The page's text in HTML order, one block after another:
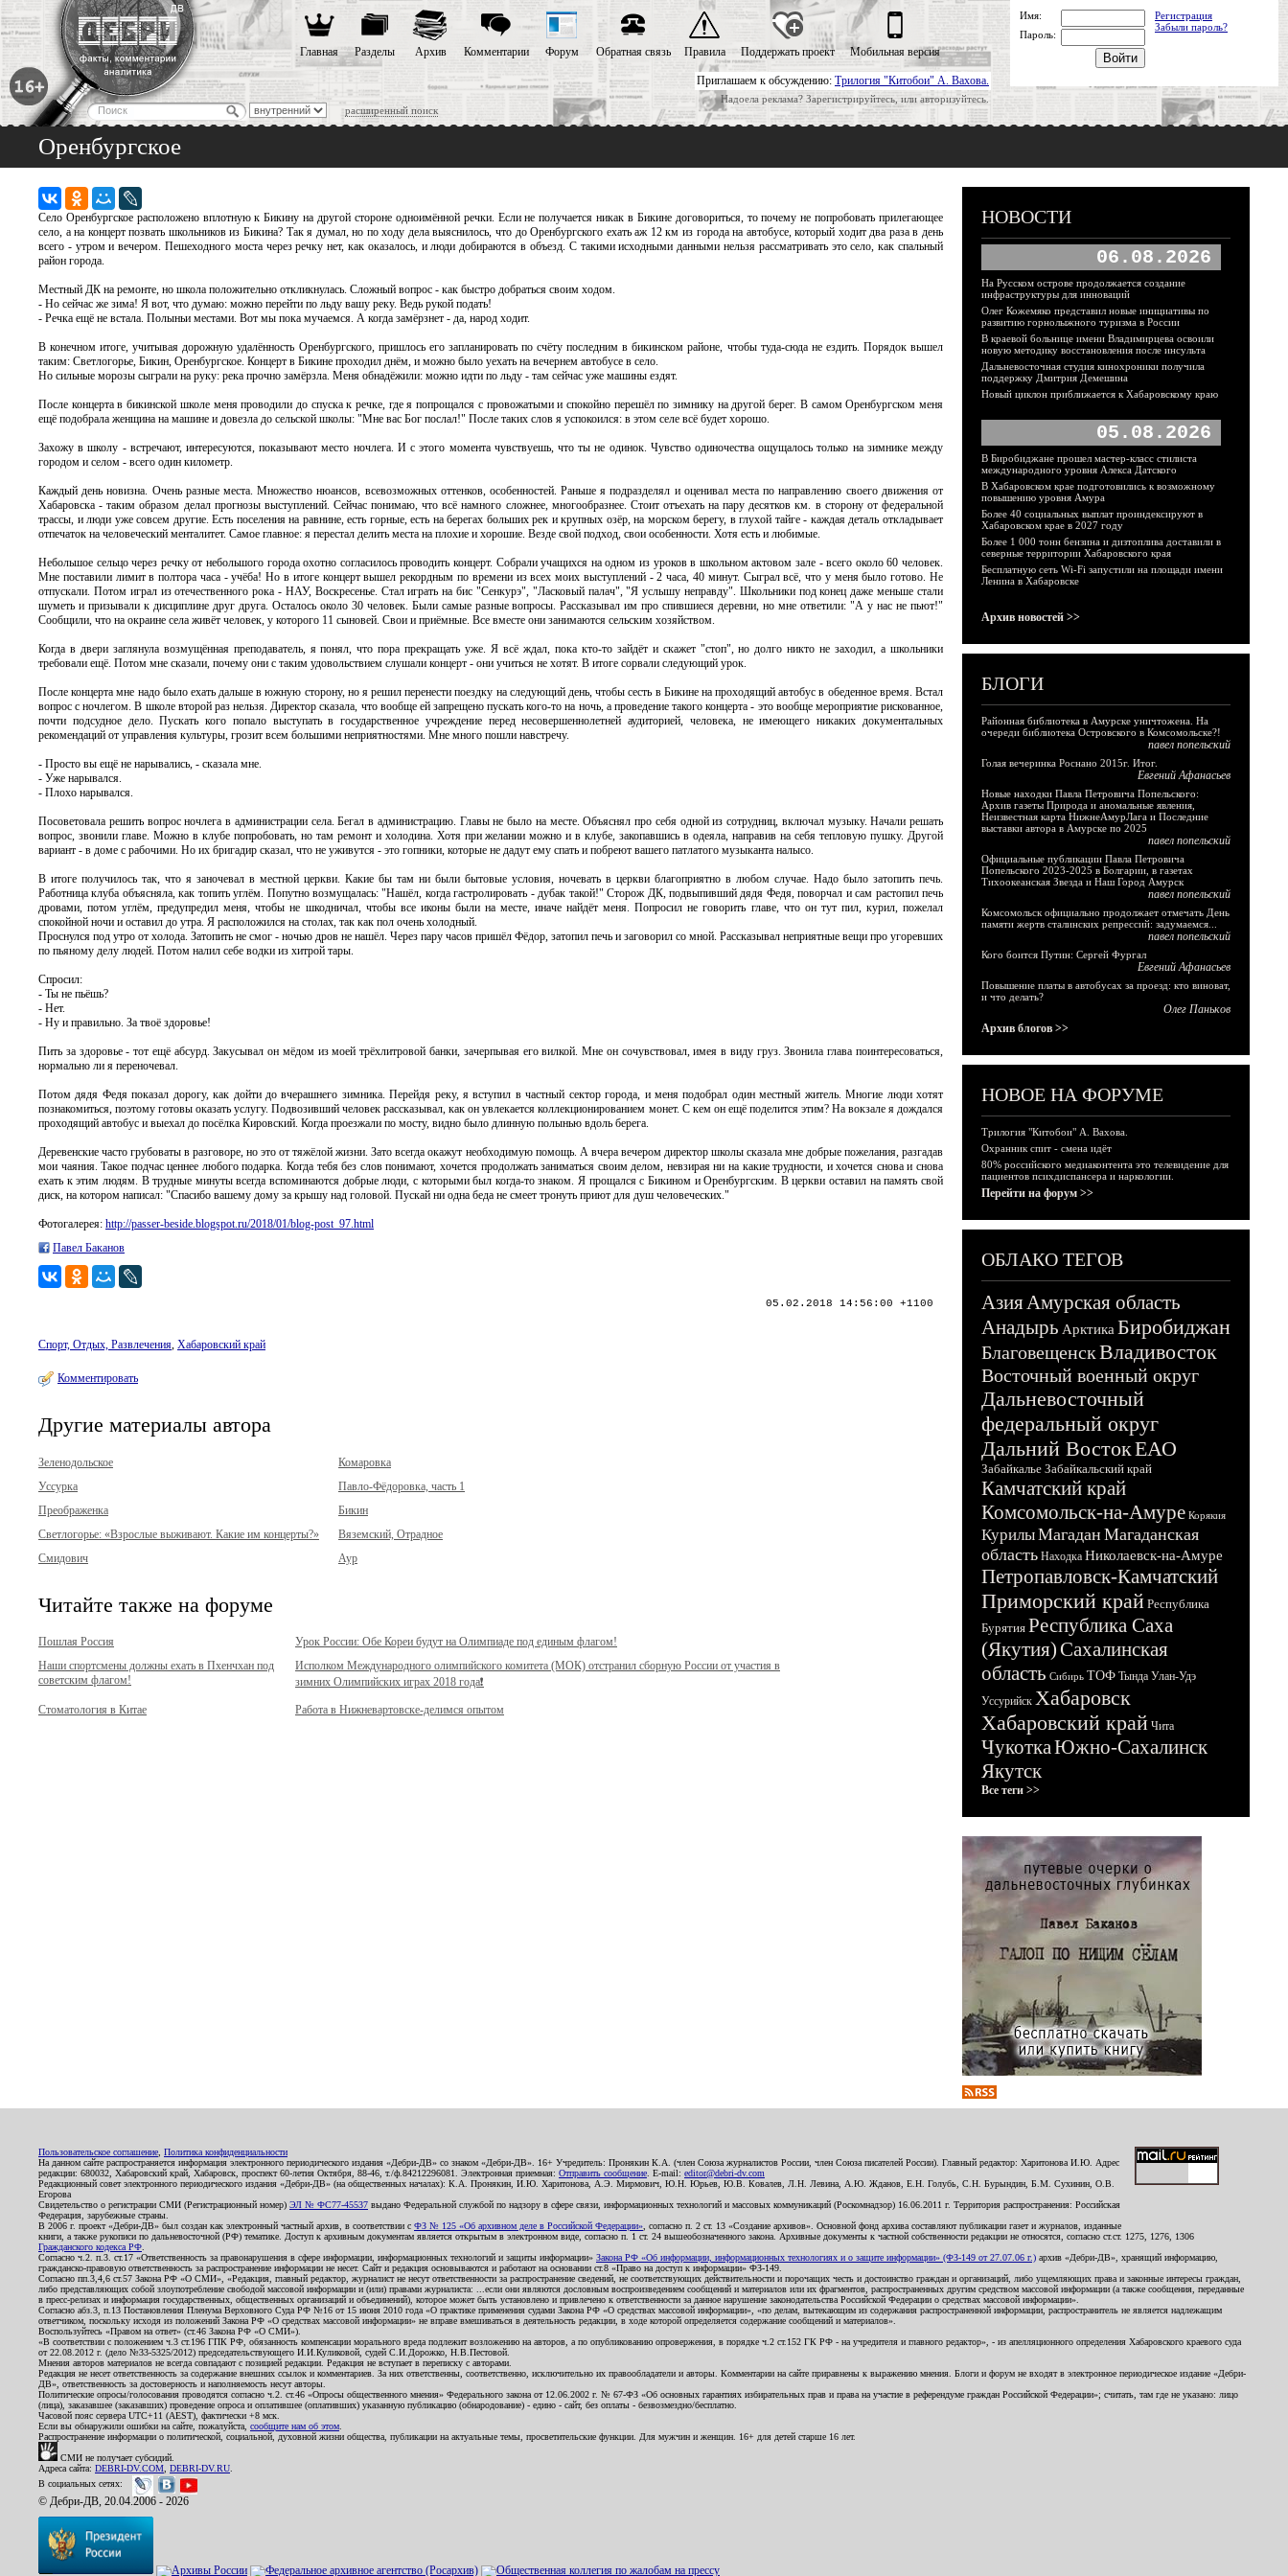
Приглашаем к обсуждению: Трилогия "Китобои" А. Вахова.
Надоела реклама? Зарегистрируйтесь, или авторизуйтесь.
расширенный поиск
Главная Разделы Архив Комментарии Форум Обратная связь Правила Поддержать проект Мобильная версия
Имя:
Регистрация
Забыли пароль?
Пароль:
Оренбургское
Село Оренбургское расположено вплотную к Бикину на другой стороне одноимённой речки. Если не получается никак в Бикине договориться, то почему не попробовать прилегающее
село, а на концерт позвать школьников из Бикина? Так я думал, но по ходу дела выяснилось, что до Оренбургского ехать аж 12 км из города на автобусе, который ходит два раза в день
всего - утром и вечером. Пешеходного моста через речку нет, как оказалось, и люди добираются в объезд. С такими исходными данными нельзя рассматривать это село, как спальный
район города.
Местный ДК на ремонте, но школа положительно откликнулась. Сложный вопрос - как быстро добраться своим ходом.
- Но сейчас же зима! Я вот, что думаю: можно перейти по льду вашу реку. Ведь рукой подать!
- Речка ещё не встала. Полыньи местами. Вот мы пока мучаемся. А когда замёрзнет - да, народ ходит.
В конечном итоге, учитывая дорожную удалённость Оренбургского, пришлось его запланировать по счёту последним в бикинском районе, чтобы туда-сюда не ездить. Порядок вышел
таким: Светлогорье, Бикин, Оренбургское. Концерт в Бикине проходил днём, и можно было уехать на вечернем автобусе в село.
Но сильные морозы сыграли на руку: река прочно замёрзла. Меня обнадёжили: можно идти по льду - там сейчас уже машины ездят.
После концерта в бикинской школе меня проводили до спуска к речке, где я попрощался с провожатыми и спокойно перешёл по зимнику на другой берег. В самом Оренбургском меня
ещё подобрала женщина на машине и довезла до сельской школы: "Мне вас Бог послал!" После таких слов я успокоился: в этом селе всё будет хорошо.
Захожу в школу - встречают, интересуются, показывают место ночлега. И с этого момента чувствуешь, что ты не одинок. Чувство одиночества ощущалось только на зимнике между
городом и селом - всего один километр.
Каждый день новизна. Очень разные места. Множество нюансов, всевозможных оттенков, особенностей. Раньше я подразделял и оценивал места по направлению своего движения от
Хабаровска - таким образом делал прогнозы выступлений. Сейчас понимаю, что всё намного сложнее, многообразнее. Стоит отъехать на пару десятков км. в сторону от федеральной
трассы, и люди уже совсем другие. Есть поселения на равнине, есть горные, есть на берегах больших рек и крупных озёр, на морском берегу, в глухой тайге - каждая деталь откладывает
отпечаток на человеческий менталитет. Самое главное: я перестал делить места на плохие и хорошие. Везде свой подход, свои особенности. Хотя есть и любимые.
Небольшое сельцо через речку от небольшого города охотно согласилось проводить концерт. Собрали учащихся на одном из уроков в школьном актовом зале - всего около 60 человек.
Мне поставили лимит в полтора часа - учёба! Но в итоге концерт вышел рекордным по времени из всех моих выступлений - 2 часа, 40 минут. Сыграл всё, что у меня было готово. Не
отпускали. Потом играл из отечественного рока - НАУ, Воскресенье. Стал играть на бис "Сенкурэ", "Ласковый палач", "Я услышу неправду". Школьники под конец даже меньше стали
шуметь и призывали к дисциплине друг друга. Осталось около 30 человек. Были самые разные вопросы. Рассказывал им про спившиеся деревни, но мне ответили: "А у нас не пьют!"
Сообщили, что на окраине села живёт человек, у которого 11 сыновей. Свои и приёмные. Все вместе они занимаются сельским хозяйством.
Когда в двери заглянула возмущённая преподаватель, я понял, что пора прекращать уже. Я всё ждал, пока кто-то зайдёт и скажет "стоп", но долго никто не заходил, а школьники
требовали ещё. Потом мне сказали, почему они с таким удовольствием слушали концерт - они учиться не хотят. В итоге сорвали следующий урок.
После концерта мне надо было ехать дальше в южную сторону, но я решил перенести поездку на следующий день, чтобы сесть в Бикине на проходящий автобус в обеденное время. Встал
вопрос с ночлегом. В школе второй раз нельзя. Директор сказала, что вообще ей запрещено пускать кого-то на ночь, а проведение такого концерта - это вообще мероприятие рискованное,
почти подсудное дело. Пускать кого попало выступать в государственное учреждение перед несовершеннолетней аудиторией, человека, не имеющего никаких документальных
рекомендаций от управления культуры, грозит всем большими неприятностями. Мне много пошли навстречу.
- Просто вы ещё не нарывались, - сказала мне.
- Уже нарывался.
- Плохо нарывался.
Посоветовала решить вопрос ночлега в администрации села. Бегал в администрацию. Главы не было на месте. Объяснял про себя одной из сотрудниц, включал музыку. Начали решать
вопрос, звонили главе. Можно в клубе попробовать, но там ремонт и холодина. Хотя при желании можно и в клубе, закопавшись в одеяла, направив на себя тепловую пушку. Другой
вариант - в доме с рабочими. Но их бригадир сказал, что не уживутся - это гопники, которые не дадут ему спать и побреют вашего патлатого музыканта налысо.
В итоге получилось так, что я заночевал в местной церкви. Какие бы там ни были бытовые условия, ночевать в церкви благоприятно в любом случае. Надо было затопить печь.
Работница клуба объясняла, как топить углём. Попутно возмущалась: "Нашёл, когда гастролировать - дубак такой!" Сторож ДК, подвыпивший дядя Федя, поворчал и сам растопил печь
дровами, потом углём, предупредил меня, чтобы не шкодничал, чтобы все иконы были на месте, иначе найдёт меня. Попросил не говорить главе, что он тут пил, курил, пожелал
спокойной ночи и оставил до утра. Я расположился на столах, так как пол очень холодный.
Проснулся под утро от холода. Затопить не смог - ночью дров не нашёл. Через пару часов пришёл Фёдор, затопил печь и заговорил со мной. Рассказывал неприятные вещи про угоревших
по пьяному делу людей. Потом налил себе водки из хитрой тары.
Спросил:
- Ты не пьёшь?
- Нет.
- Ну и правильно. За твоё здоровье!
Пить за здоровье - тот ещё абсурд. Закусывал он мёдом из моей трёхлитровой банки, зачерпывая его вилкой. Мне он сочувствовал, имея в виду груз. Звонила глава поинтересоваться,
нормально ли я переночевал.
Потом дядя Федя показал дорогу, как дойти до вчерашнего зимника. Перейдя реку, я вступил в частный сектор города, и меня подобрал один местный житель. Многие люди хотят
познакомиться, поэтому готовы оказать услугу. Подвозивший человек рассказывал, как он увлекается коллекционированием монет. С кем он ещё поделится этим? На вокзале я дождался
проходящий автобус и выехал до посёлка Кировский. Когда проезжали по мосту, видно было длинную полынью вдоль берега.
Деревенские часто грубоваты в разговоре, но это от тяжёлой жизни. Зато всегда окажут необходимую помощь. А вчера вечером директор школы сказала мне добрые пожелания, разгадав
мои чаяния. Такое подчас ценнее любого подарка. Когда тебя без слов понимают, хочется продолжать заниматься своим делом, невзирая ни на какие трудности, и хочется снова и снова
ехать к этим людям. В трудные минуты всегда вспоминаются добрые люди, с которыми был когда-то знаком. Я прощался с Бикином и Оренбургским. В церкви оставил на память свой
диск, на котором написал: "Спасибо вашему дому за крышу над головой. Пускай ни одна беда не смеет тронуть приют для душ человеческих."
Фотогалерея: http://passer-beside.blogspot.ru/2018/01/blog-post_97.html
Павел Баканов
05.02.2018 14:56:00 +1100
Спорт, Отдых, Развлечения, Хабаровский край
Комментировать
Другие материалы автора
Зеленодольское
Комаровка
Уссурка
Павло-Фёдоровка, часть 1
Преображенка
Бикин
Светлогорье: «Взрослые выживают. Какие им концерты?»
Вяземский, Отрадное
Смидович
Аур
Читайте также на форуме
Пошлая Россия
Урок России: Обе Кореи будут на Олимпиаде под единым флагом!
Наши спортсмены должны ехать в Пхенчхан под
советским флагом!
Исполком Международного олимпийского комитета (МОК) отстранил сборную России от участия в
зимних Олимпийских играх 2018 года❗️
Стоматология в Китае Работа в Нижневартовске-делимся опытом
НОВОСТИ
06.08.2026
На Русском острове продолжается создание
инфраструктуры для инноваций
Олег Кожемяко представил новые инициативы по
развитию горнолыжного туризма в России
В краевой больнице имени Владимирцева освоили
новую методику восстановления после инсульта
Дальневосточная студия кинохроники получила
поддержку Дмитрия Демешина
Новый циклон приближается к Хабаровскому краю
05.08.2026
В Биробиджане прошел мастер-класс стилиста
международного уровня Алекса Датского
В Хабаровском крае подготовились к возможному
повышению уровня Амура
Более 40 социальных выплат проиндексируют в
Хабаровском крае в 2027 году
Более 1 000 тонн бензина и дизтоплива доставили в
северные территории Хабаровского края
Бесплатную сеть Wi-Fi запустили на площади имени
Ленина в Хабаровске
Архив новостей >>
БЛОГИ
Районная библиотека в Амурске уничтожена. На
очереди библиотека Островского в Комсомольске?!
павел попельский
Голая вечеринка Роснано 2015г. Итог.
Евгений Афанасьев
Новые находки Павла Петровича Попельского:
Архив газеты Природа и аномальные явления,
Неизвестная карта НижнеАмурЛага и Последние
выставки автора в Амурске по 2025
павел попельский
Официальные публикации Павла Петровича
Попельского 2023-2025 в Болгарии, в газетах
Тихоокеанская Звезда и Наш Город Амурск
павел попельский
Комсомольск официально продолжает отмечать День
памяти жертв сталинских репрессий: задумаемся...
павел попельский
Кого боится Путин: Сергей Фургал
Евгений Афанасьев
Повышение платы в автобусах за проезд: кто виноват,
и что делать?
Олег Паньков
Архив блогов >>
НОВОЕ НА ФОРУМЕ
Трилогия "Китобои" А. Вахова.
Охранник спит - смена идёт
80% российского медиаконтента это телевидение для
пациентов психдиспансера и наркологии.
Перейти на форум >>
ОБЛАКО ТЕГОВ
АзияАмурская область
Анадырь Арктика Биробиджан
БлаговещенскВладивосток
Восточный военный округ
Дальневосточный
федеральный округ
Дальний ВостокЕАО
Забайкалье Забайкальский край
Камчатский край
Комсомольск-на-Амуре Корякия
КурилыМагадан Магаданская
область Находка Николаевск-на-Амуре
Петропавловск-Камчатский
Приморский край Республика
Бурятия Республика Саха
(Якутия)Сахалинская
область Сибирь ТОФ Тында Улан-Удэ
Уссурийск Хабаровск
Хабаровский край Чита
ЧукоткаЮжно-Сахалинск
Якутск
Все теги >>
Пользовательское соглашение Политика конфиденциальности
На данном сайте распространяется информация электронного периодического издания «Дебри-ДВ» со знаком «Дебри-ДВ». 16+ Учредитель: Пронякин К.А. (член Союза журналистов России, член Союза писателей России). Главный редактор: Харитонова И.Ю. Адрес
редакции: 680032, Хабаровский край, Хабаровск, проспект 60-летия Октября, 88-46, т./ф.84212296081. Электронная приемная: Отправить сообщение . E-mail: editor@debri-dv.com
Редакционный совет электронного периодического издания «Дебри-ДВ» (на общественных началах): К.А. Пронякин, И.Ю. Харитонова, А.Э. Мирмович, Ю.Н. Юрьев, Ю.В. Ковалев, Л.Н. Левина, А.Ю. Жданов, Е.Н. Голубь, С.Н. Бурындин, Б.М. Сухинин, О.В.
Егорова
Свидетельство о регистрации СМИ (Регистрационный номер) ЭЛ № ФС77-45537 выдано Федеральной службой по надзору в сфере связи, информационных технологий и массовых коммуникаций (Роскомнадзор) 16.06.2011 г. Территория распространения: Российская
Федерация, зарубежные страны.
В 2006 г. проект «Дебри-ДВ» был создан как электронный частный архив, в соответствии с ФЗ № 125 «Об архивном деле в Российской Федерации» , согласно п. 2 ст. 13 «Создание архивов». Основной фонд архива составляют публикации газет и журналов, изданные
книги, а также рукописи по дальневосточной (РФ) тематике. Доступ к архивным документам является открытым в электронном виде, согласно п. 1 ст. 24 вышеобозначенного закона. Архивные документы к частной собственности редакции не относятся, согласно ст.ст. 1275, 1276, 1306
Гражданского кодекса РФ
Согласно ч.2. п.3. ст.17 «Ответственность за правонарушения в сфере информации, информационных технологий и защиты информации» Закона РФ «Об информации, информационных технологиях и о защите информации» (ФЗ-149 от 27.07.06 г.) архив «Дебри-ДВ», хранящий информацию,
гражданско-правовую ответственность за распространение информации не несет. Сайт и редакция основываются и работают на основании ст.8 «Право на доступ к информации» ФЗ-149.
Согласно пп.3,4,6 ст.57 Закона РФ «О СМИ», «Редакция, главный редактор, журналист не несут ответственности за распространение сведений, не соответствующих действительности и порочащих честь и достоинство граждан и организаций, либо ущемляющих права и законные интересы граждан,
либо представляющих собой злоупотребление свободой массовой информации и (или) правами журналиста: ...если они являются дословным воспроизведением сообщений и материалов или их фрагментов, распространенных другим средством массовой информации (а также сообщения, переданные
в пресс-релизах и информация государственных, общественных организаций и объединений), которое может быть установлено и привлечено к ответственности за данное нарушение законодательства Российской Федерации о средствах массовой информации».
Согласно абз.3, п.13 Постановления Пленума Верховного Суда РФ №16 от 15 июня 2010 года «О практике применения судами Закона РФ «О средствах массовой информации», «по делам, вытекающим из содержания распространенной информации, распространитель не является надлежащим
ответчиком, поскольку исходя из положений Закона РФ «О средствах массовой информации» не вправе вмешиваться в деятельность редакции, в ходе которой определяется содержание сообщений и материалов».
Воспользуйтесь «Правом на ответ» (ст.46 Закона РФ «О СМИ»).
«В соответствии с положением ч.3 ст.196 ГПК РФ, обязанность компенсации морального вреда подлежит возложению на авторов, а по опубликованию опровержения, в порядке ч.2 ст.152 ГК РФ - на учредителя и главного редактор», - из апелляционного определения Хабаровского краевого суда
от 22.08.2012 г. (дело №33-5325/2012) председательствующего И.И.Куликовой, судей С.И.Дорожко, Н.В.Пестовой.
Мнения авторов материалов не всегда совпадают с позицией редакции. Редакция не вступает в переписку с авторами.
Редакция не несет ответственность за содержание внешних ссылок и комментариев. За них ответственны, соответственно, исключительно их правообладатели и авторы. Комментарии на сайте приравнены к выражению мнения. Блоги и форум не входят в электронное периодическое издание «Дебри-
ДВ», ответственность за достоверность и наполняемость несут авторы.
Политические опросы/голосования проводятся согласно ч.2. ст.46 «Опросы общественного мнения» Федерального закона от 12.06.2002 г. № 67-ФЗ «Об основных гарантиях избирательных прав и права на участие в референдуме граждан Российской Федерации»; считать, там где не указано: лицо
(лица), заказавшее (заказавших) проведение опроса и оплатившее (оплативших) указанную публикацию (обнародование) - едино - сайт, без оплаты - безвозмездно/бесплатно.
Часовой пояс сервера UTC+11 (AEST), фактически +8 мск.
Если вы обнаружили ошибки на сайте, пожалуйста, сообщите нам об этом
Распространение информации о политической, социальной, духовной жизни общества, публикации на актуальные темы, просветительские функции. Для мужчин и женщин. 16+ для детей старше 16 лет.
СМИ не получает субсидий.
Адреса сайта: DEBRI-DV.COM DEBRI-DV.RU
В социальных сетях:
© Дебри-ДВ, 20.04.2006 - 2026